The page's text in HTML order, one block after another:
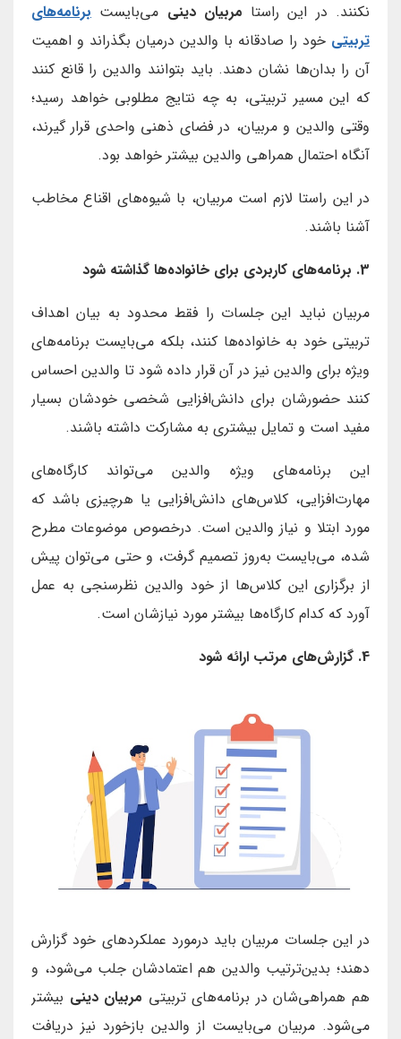
نکنند. در این راستا مربیان دینی می‌بایست برنامه‌های
تربیتی خود را صادقانه با والدین درمیان بگذراند و اهمیت
آن را بدان‌ها نشان دهند. باید بتوانند والدین را قانع کنند
که این مسیر تربیتی، به چه نتایج مطلوبی خواهد رسید؛
وقتی والدین و مربیان، در فضای ذهنی واحدی قرار گیرند،
آنگاه احتمال همراهی والدین بیشتر خواهد بود.
در این راستا لازم است مربیان، با شیوه‌های اقناع مخاطب
آشنا باشند.
3. برنامه‌های کاربردی برای خانواده‌ها گذاشته شود
مربیان نباید این جلسات را فقط محدود به بیان اهداف
تربیتی خود به خانواده‌ها کنند، بلکه می‌بایست برنامه‌های
ویژه برای والدین نیز در آن قرار داده شود تا والدین احساس
کنند حضورشان برای دانش‌افزایی شخصی خودشان بسیار
مفید است و تمایل بیشتری به مشارکت داشته باشند.
این برنامه‌های ویژه والدین می‌تواند کارگاه‌های
مهارت‌افزایی، کلاس‌های دانش‌افزایی یا هرچیزی باشد که
مورد ابتلا و نیاز والدین است. درخصوص موضوعات مطرح
شده، می‌بایست به‌روز تصمیم گرفت، و حتی می‌توان پیش
از برگزاری این کلاس‌ها از خود والدین نظرسنجی به عمل
آورد که کدام کارگاه‌ها بیشتر مورد نیازشان است.
4. گزارش‌های مرتب ارائه شود
در این جلسات مربیان باید درمورد عملکردهای خود گزارش
دهند؛ بدین‌ترتیب والدین هم اعتمادشان جلب می‌شود، و
هم همراهی‌شان در برنامه‌های تربیتی مربیان دینی بیشتر
می‌شود. مربیان می‌بایست از والدین بازخورد نیز دریافت